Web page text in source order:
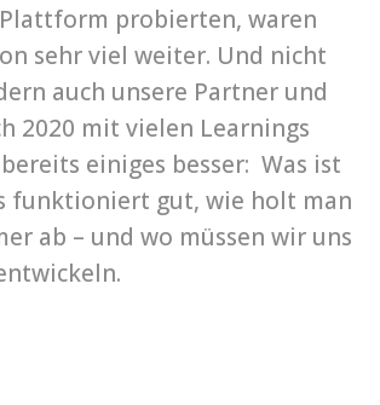
probierten, waren
sehr viel weiter. Und nicht
auch unsere Partner und
2020 mit vielen Learnings
einiges besser: Was ist
funktioniert gut, wie holt man
ab – und wo müssen wir uns